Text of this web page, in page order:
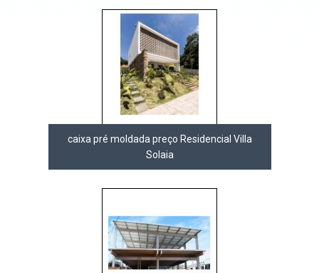
caixa pré moldada preço Residencial Villa
Solaia